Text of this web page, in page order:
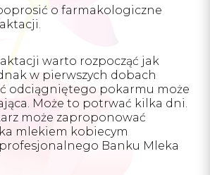
o farmakologiczne
warto rozpocząć jak
w pierwszych dobach
odciągniętego pokarmu może
Może to potrwać kilka dni.
może zaproponować
mlekiem kobiecym
Banku Mleka